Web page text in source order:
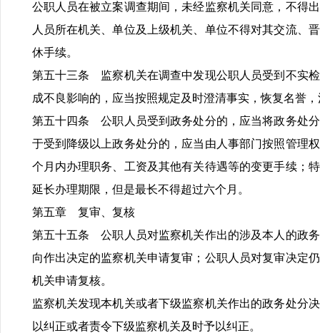
公职人员在被立案调查期间，未经监察机关同意，不得
人员所在机关、单位及上级机关、单位不得对其交流、
休手续。
第五十三条 监察机关在调查中发现公职人员受到不实
成不良影响的，应当按照规定及时澄清事实，恢复名誉
第五十四条 公职人员受到政务处分的，应当将政务处
于受到降级以上政务处分的，应当由人事部门按照管理
个月内办理职务、工资及其他有关待遇等的变更手续；
延长办理期限，但是最长不得超过六个月。
第五章 复审、复核
第五十五条 公职人员对监察机关作出的涉及本人的政
向作出决定的监察机关申请复审；公职人员对复审决定
机关申请复核。
监察机关发现本机关或者下级监察机关作出的政务处分
以纠正或者责令下级监察机关及时予以纠正。